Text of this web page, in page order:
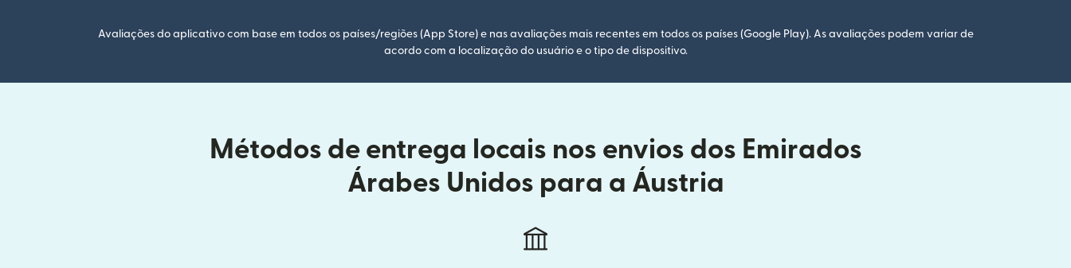
Avaliações do aplicativo com base em todos os países/regiões (App Store) e nas avaliações mais recentes em todos os países (Google Play). As avaliações podem variar de
acordo com a localização do usuário e o tipo de dispositivo.
Métodos de entrega locais nos envios dos Emirados
Árabes Unidos para a Áustria